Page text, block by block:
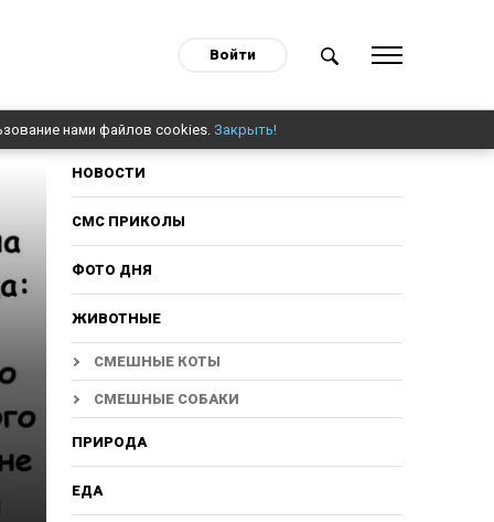
Войти
нами файлов cookies. Закрыть!
НОВОСТИ
СМС ПРИКОЛЫ
ФОТО ДНЯ
ЖИВОТНЫЕ
СМЕШНЫЕ КОТЫ
СМЕШНЫЕ СОБАКИ
ПРИРОДА
ЕДА